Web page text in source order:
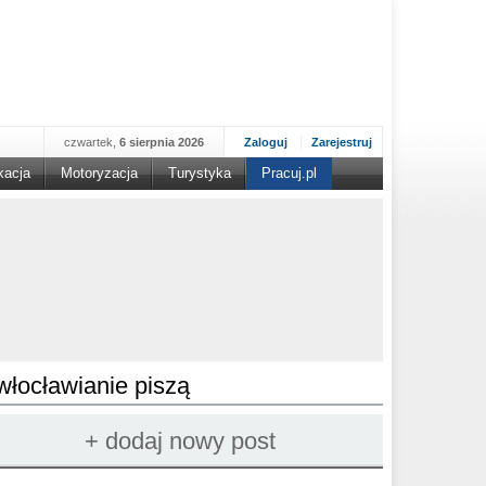
Zaloguj Zarejestruj
czwartek, 6 sierpnia 2026
Motoryzacja Turystyka Pracuj.pl
piszą